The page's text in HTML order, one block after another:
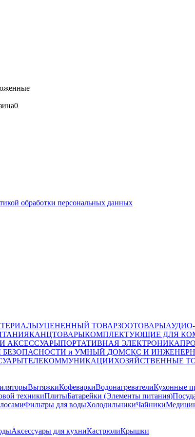
0
обработки персональных данных
УЦЕНЕННЫЙ ТОВАРЗООТОВАРЫ
КАНЦТОВАРЫКОМПЛЕКТУЮЩИЕ ДЛЯ
АКСЕССУАРЫПОРТАТИВНАЯ ЭЛЕКТРОНИКА
и УМНЫЙ ДОМСКС И
ТЕЛЕКОММУНИКАЦИИХОЗЯЙСТВЕННЫЕ
ВытяжкиКофеваркиВодонагревателиКухонные
техникиПлитыБатарейки (Элементы питания)
Фильтры для водыХолодильникиЧайники
Аксессуары для кухниКастрюлиКрышки